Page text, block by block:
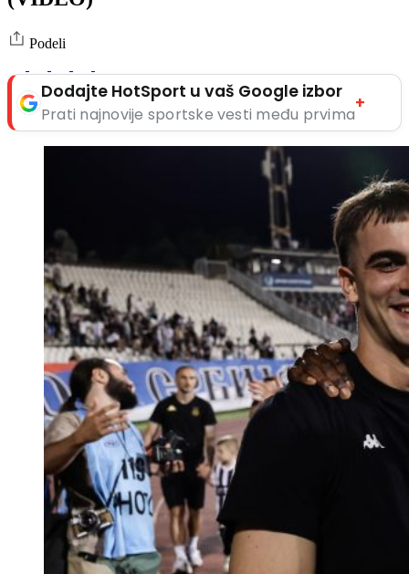
Podeli
Dodajte HotSport u vaš Google izbor
Prati najnovije sportske vesti među prvima
+